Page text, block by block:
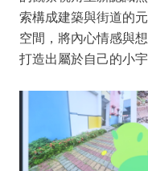
索構成建築與街道的
空間，將內心情感與
打造出屬於自己的小宇